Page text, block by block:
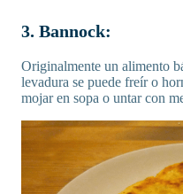
3. Bannock:
Originalmente un alimento
levadura se puede freír o
mojar en sopa o untar con